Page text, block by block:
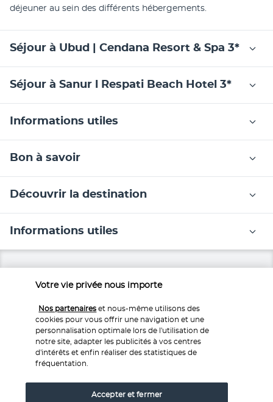
déjeuner au sein des différents hébergements.
Séjour à Ubud | Cendana Resort & Spa 3*
Séjour à Sanur l Respati Beach Hotel 3*
Informations utiles
Bon à savoir
Découvrir la destination
Informations utiles
Nos experts à votre écoute
0 892 700 493 Service 0,35€
+ prix appel
Réservations 7j/7 du lundi au vendredi de 10h à 20h. Le
samedi et dimanche de 10h à 19h
Depuis l’étranger et les DROM-COM
Votre vie privée nous importe
Nos partenaires et nous-même utilisons des
cookies pour vous offrir une navigation et une
personnalisation optimale lors de l'utilisation de
notre site, adapter les publicités à vos centres
d'intérêts et enfin réaliser des statistiques de
fréquentation.
Accepter et fermer